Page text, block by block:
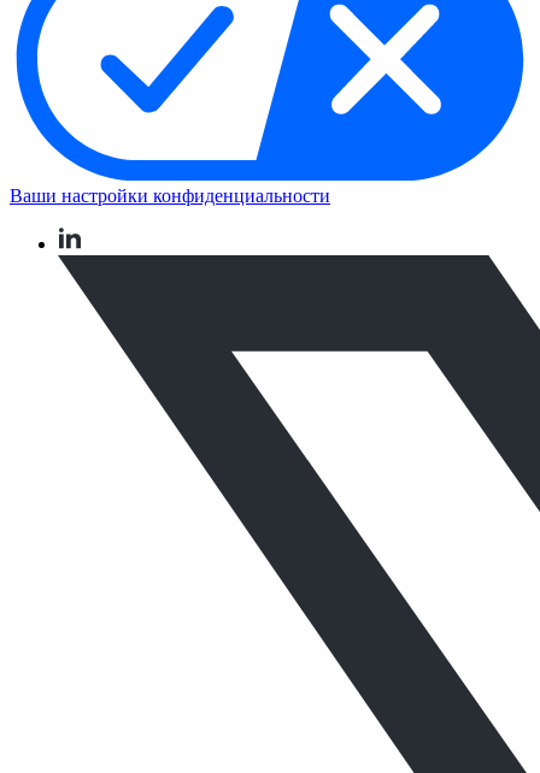
Ваши настройки конфиденциальности